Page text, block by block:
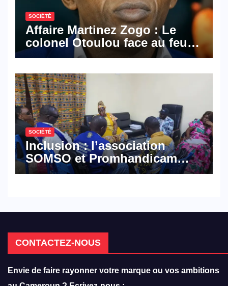
SOCIÉTÉ
Affaire Martinez Zogo : Le
colonel Otoulou face au feu
croisé des avocats de la
SOCIÉTÉ
Inclusion : l’association
SOMSO et Promhandicam
militent en faveur d’une
CONTACTEZ-NOUS
Envie de faire rayonner votre marque ou vos ambitions